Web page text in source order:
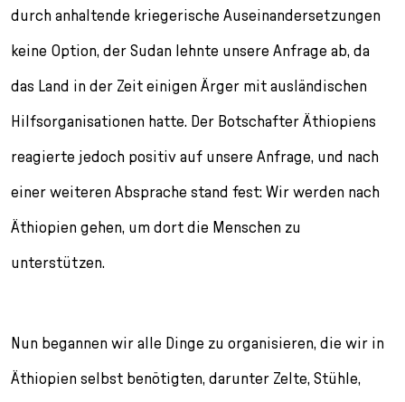
durch anhaltende kriegerische Auseinandersetzungen
keine Option, der Sudan lehnte unsere Anfrage ab, da
das Land in der Zeit einigen Ärger mit ausländischen
Hilfsorganisationen hatte. Der Botschafter Äthiopiens
reagierte jedoch positiv auf unsere Anfrage, und nach
einer weiteren Absprache stand fest: Wir werden nach
Äthiopien gehen, um dort die Menschen zu
unterstützen.
Nun begannen wir alle Dinge zu organisieren, die wir in
Äthiopien selbst benötigten, darunter Zelte, Stühle,